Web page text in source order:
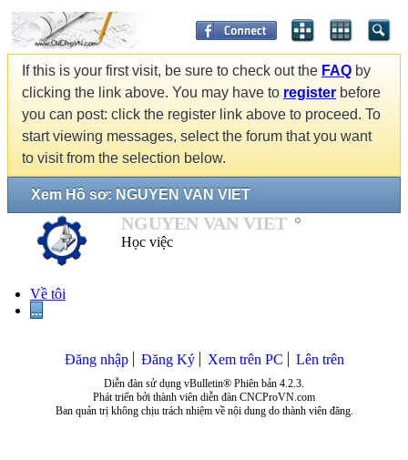
If this is your first visit, be sure to check out the FAQ by
clicking the link above. You may have to register before
you can post: click the register link above to proceed. To
start viewing messages, select the forum that you want
to visit from the selection below.
Xem Hồ sơ: NGUYEN VAN VIET
NGUYEN VAN VIET
Học việc
Về tôi
...
Đăng nhập Đăng Ký Xem trên PC Lên trên
Diễn đàn sử dụng vBulletin® Phiên bản 4.2.3.
Phát triển bởi thành viên diễn đàn CNCProVN.com
Ban quản trị không chịu trách nhiệm về nội dung do thành viên đăng.